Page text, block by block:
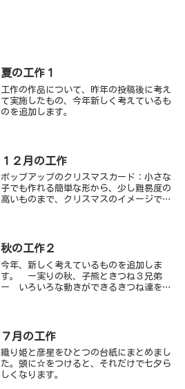
夏の工作１
工作の作品について、昨年の投稿後に考え
て実施したもの、今年新しく考えているも
のを追加します。
１２月の工作
ポップアップのクリスマスカード：小さな
子でも作れる簡単な形から、少し難易度の
高いものまで、クリスマスのイメージで、
秋の工作２
今年、新しく考えているものを追加しま
す。 ー実りの秋、子熊ときつね３兄弟
ー いろいろな動きができるきつね達をこ
７月の工作
織り姫と彦星をひとつの台紙にまとめまし
た。頭に☆をつけると、それだけで七夕ら
しくなります。